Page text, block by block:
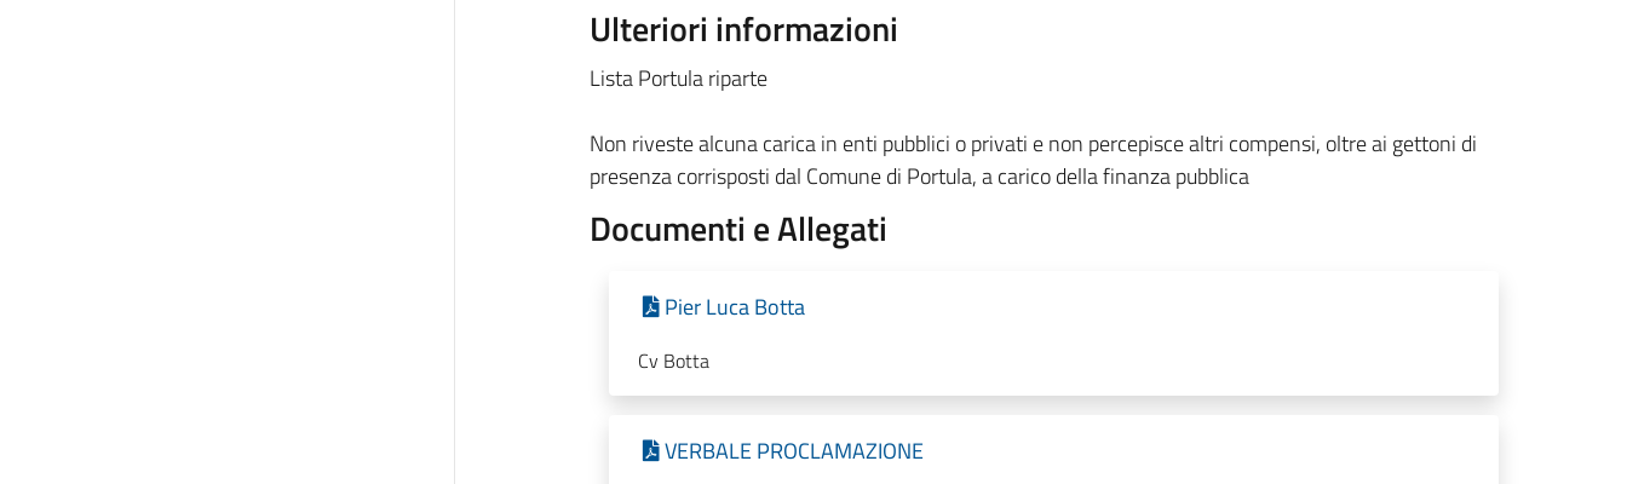
Ulteriori informazioni
Lista Portula riparte
Non riveste alcuna carica in enti pubblici o privati e non percepisce altri compensi, oltre ai gettoni di
presenza corrisposti dal Comune di Portula, a carico della finanza pubblica
Documenti e Allegati
Pier Luca Botta
Cv Botta
VERBALE PROCLAMAZIONE